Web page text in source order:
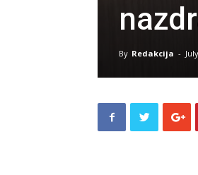
By Redakcija -